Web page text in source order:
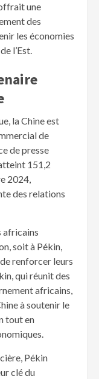
une
des
les économies
l’Est.
la Chine est
de
de presse
151,2
2024,
des relations
africains
soit à Pékin,
renforcer leurs
qui réunit des
africains,
à soutenir le
tout en
Pékin
clé du